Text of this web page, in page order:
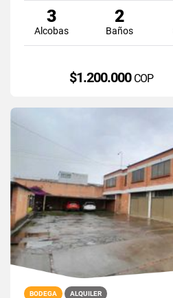
3
Alcobas
2
Baños
$1.200.000 COP
BODEGA ALQUILER